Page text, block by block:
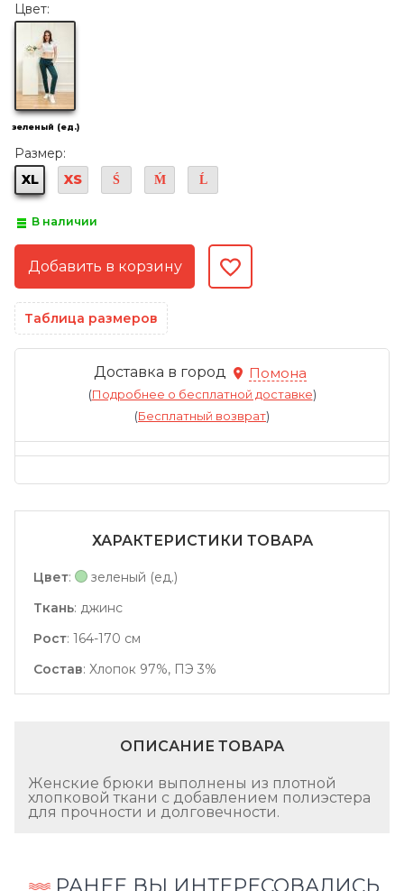
Цвет:
зеленый (ед.)
Размер:
XL
XS Ś Ḿ Ĺ
В наличии
Таблица размеров
Доставка в город Помона
(Подробнее о бесплатной доставке)
(Бесплатный возврат)
ХАРАКТЕРИСТИКИ ТОВАРА
Цвет:
зеленый (ед.)
Ткань: джинс
Рост: 164-170 см
Состав: Хлопок 97%, ПЭ 3%
ОПИСАНИЕ ТОВАРА
Женские брюки выполнены из плотной
хлопковой ткани с добавлением полиэстера
для прочности и долговечности.